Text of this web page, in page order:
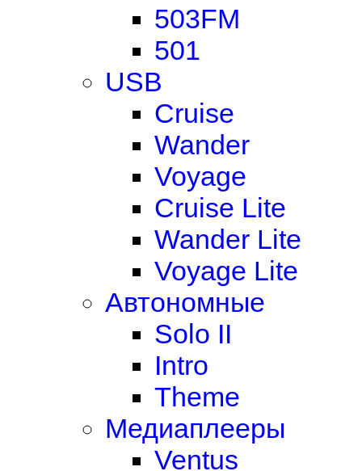
503FM
501
USB
Cruise
Wander
Voyage
Cruise Lite
Wander Lite
Voyage Lite
Автономные
Solo II
Intro
Theme
Медиаплееры
Ventus